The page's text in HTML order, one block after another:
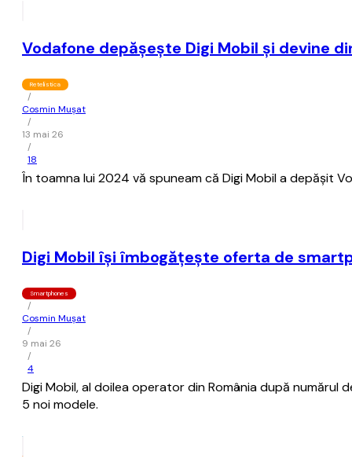
Vodafone depăşeşte Digi Mobil şi devine
Retelistica
/
Cosmin Mușat
/
13 mai 26
/
18
În toamna lui 2024 vă spuneam că Digi Mobil a depăşit
Digi Mobil îşi îmbogăţeşte oferta de
Smartphones
/
Cosmin Mușat
/
9 mai 26
/
4
Digi Mobil, al doilea operator din România după
5 noi modele.